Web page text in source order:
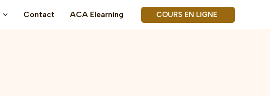
Contact ACA Elearning COURS EN LIGNE